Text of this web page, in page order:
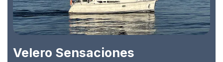
Velero Sensaciones